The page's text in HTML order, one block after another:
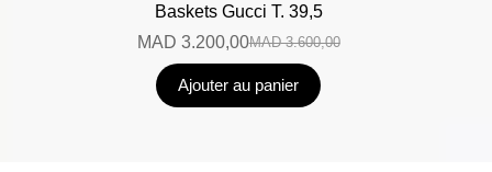
Baskets Gucci T. 39,5
MAD3.600,00
MAD 3.200,00
Ajouter au panier